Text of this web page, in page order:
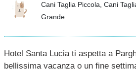
Cani Taglia Piccola, Cani
Grande
Hotel Santa Lucia ti aspetta a
bellissima vacanza o un fine